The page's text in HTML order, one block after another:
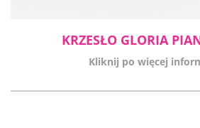
KRZESŁO GLORIA
Kliknij po więcej